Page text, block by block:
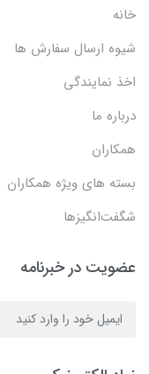
خانه
شیوه ارسال سفارش ها
اخذ نمایندگی
درباره ما
همکاران
بسته های ویژه همکاران
شگفت‌انگیزها
عضویت در خبرنامه